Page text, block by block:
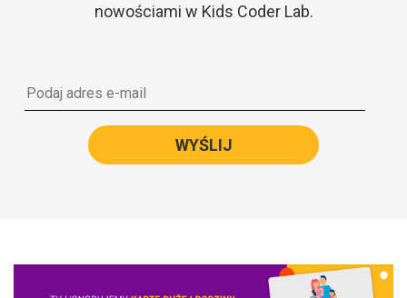
nowościami w Kids Coder Lab.
WYŚLIJ